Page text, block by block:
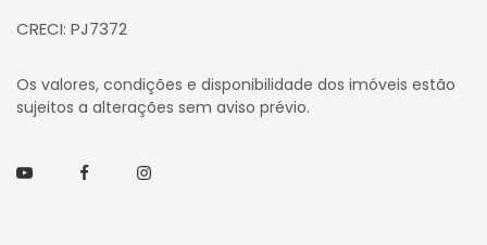
CRECI: PJ7372
Os valores, condições e disponibilidade dos imóveis estão
sujeitos a alterações sem aviso prévio.
YoutubeFacebookInstagram